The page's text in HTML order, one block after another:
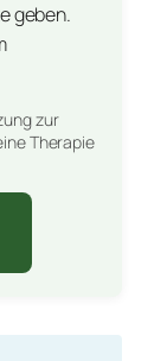
geben.
zur
Therapie